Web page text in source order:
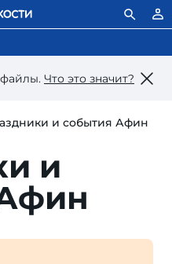
Что это значит?
и события Афин
и